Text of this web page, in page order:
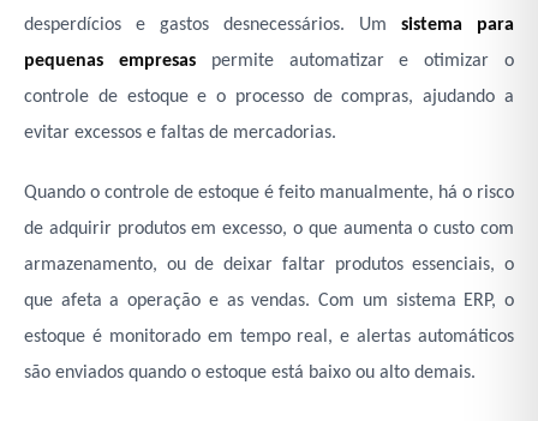
desperdícios e gastos desnecessários. Um sistema para
pequenas empresaspermite automatizar e otimizar o
controle de estoque e o processo de compras, ajudando a
evitar excessos e faltas de mercadorias.
Quando o controle de estoque é feito manualmente, há o risco
de adquirir produtos em excesso, o que aumenta o custo com
armazenamento, ou de deixar faltar produtos essenciais, o
que afeta a operação e as vendas. Com um sistema ERP, o
estoque é monitorado em tempo real, e alertas automáticos
são enviados quando o estoque está baixo ou alto demais.